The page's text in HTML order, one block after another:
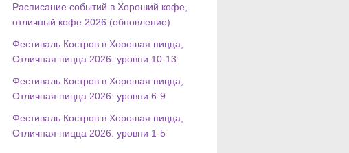
Расписание событий в Хороший кофе,
отличный кофе 2026 (обновление)
Фестиваль Костров в Хорошая пицца,
Отличная пицца 2026: уровни 10-13
Фестиваль Костров в Хорошая пицца,
Отличная пицца 2026: уровни 6-9
Фестиваль Костров в Хорошая пицца,
Отличная пицца 2026: уровни 1-5